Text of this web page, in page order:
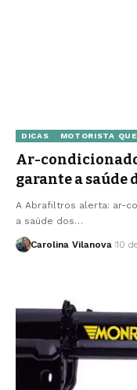
DICAS MOTORISTA
Ar-
garante a saúde
A Abrafiltros alerta: ar-
a saúde dos…
Carolina Vilanova 10